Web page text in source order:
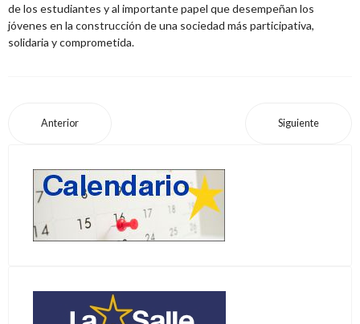
de los estudiantes y al importante papel que desempeñan los
jóvenes en la construcción de una sociedad más participativa,
solidaria y comprometida.
Anterior Siguiente